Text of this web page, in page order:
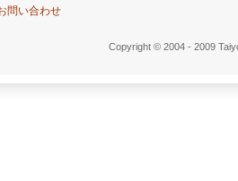
問い合わせ
Copyright © 2004 - 2009